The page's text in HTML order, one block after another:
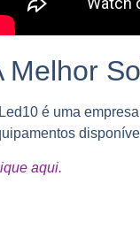
Melhor
é uma
aqui.